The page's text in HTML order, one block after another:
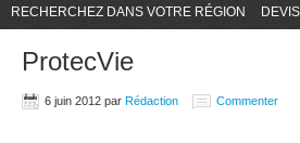
RECHERCHEZ DANS VOTRE RÉGION
ProtecVie
6 juin 2012 par Rédaction Commenter